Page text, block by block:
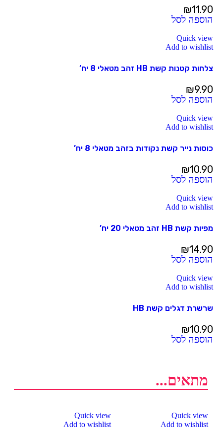
₪11.90
הוספה לסל
Quick view
Add to wishlist
צלחות קטנות קשת HB זהב מטאלי 8 יח’
₪9.90
הוספה לסל
Quick view
Add to wishlist
כוסות נייר קשת נקודות בזהב מטאלי 8 יח’
₪10.90
הוספה לסל
Quick view
Add to wishlist
מפיות קשת HB זהב מטאלי 20 יח’
₪14.90
הוספה לסל
Quick view
Add to wishlist
שרשרת דגלים קשת HB
₪10.90
הוספה לסל
מתאים...
Quick view
Add to wishlist
Quick view
Add to wishlist